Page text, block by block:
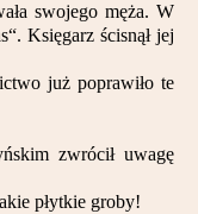
swojego męża. W
Księgarz ścisnął jej
już poprawiło te
zwrócił uwagę
płytkie groby!